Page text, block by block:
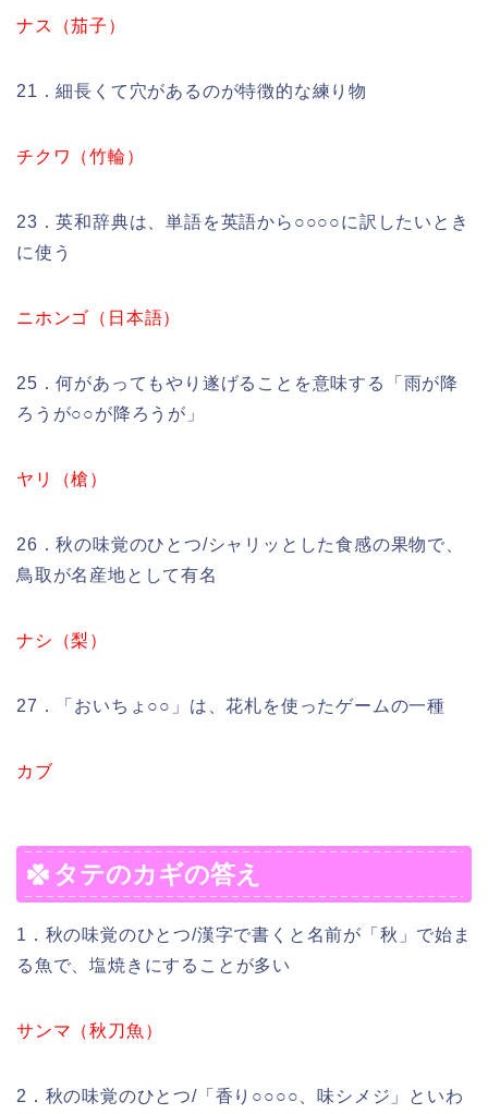
ナス（茄子）
21．細長くて穴があるのが特徴的な練り物
チクワ（竹輪）
23．英和辞典は、単語を英語から○○○○に訳したいとき
に使う
ニホンゴ（日本語）
25．何があってもやり遂げることを意味する「雨が降
ろうが○○が降ろうが」
ヤリ（槍）
26．秋の味覚のひとつ/シャリッとした食感の果物で、
鳥取が名産地として有名
ナシ（梨）
27．「おいちょ○○」は、花札を使ったゲームの一種
カブ
タテのカギの答え
1．秋の味覚のひとつ/漢字で書くと名前が「秋」で始ま
る魚で、塩焼きにすることが多い
サンマ（秋刀魚）
2．秋の味覚のひとつ/「香り○○○○、味シメジ」といわ